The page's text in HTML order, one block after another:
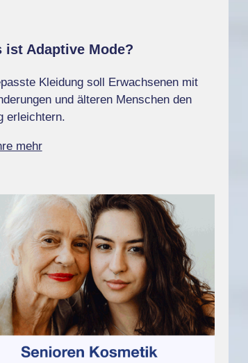
ist Adaptive Mode?
Kleidung soll Erwachsenen mit
und älteren Menschen den
erleichtern.
mehr